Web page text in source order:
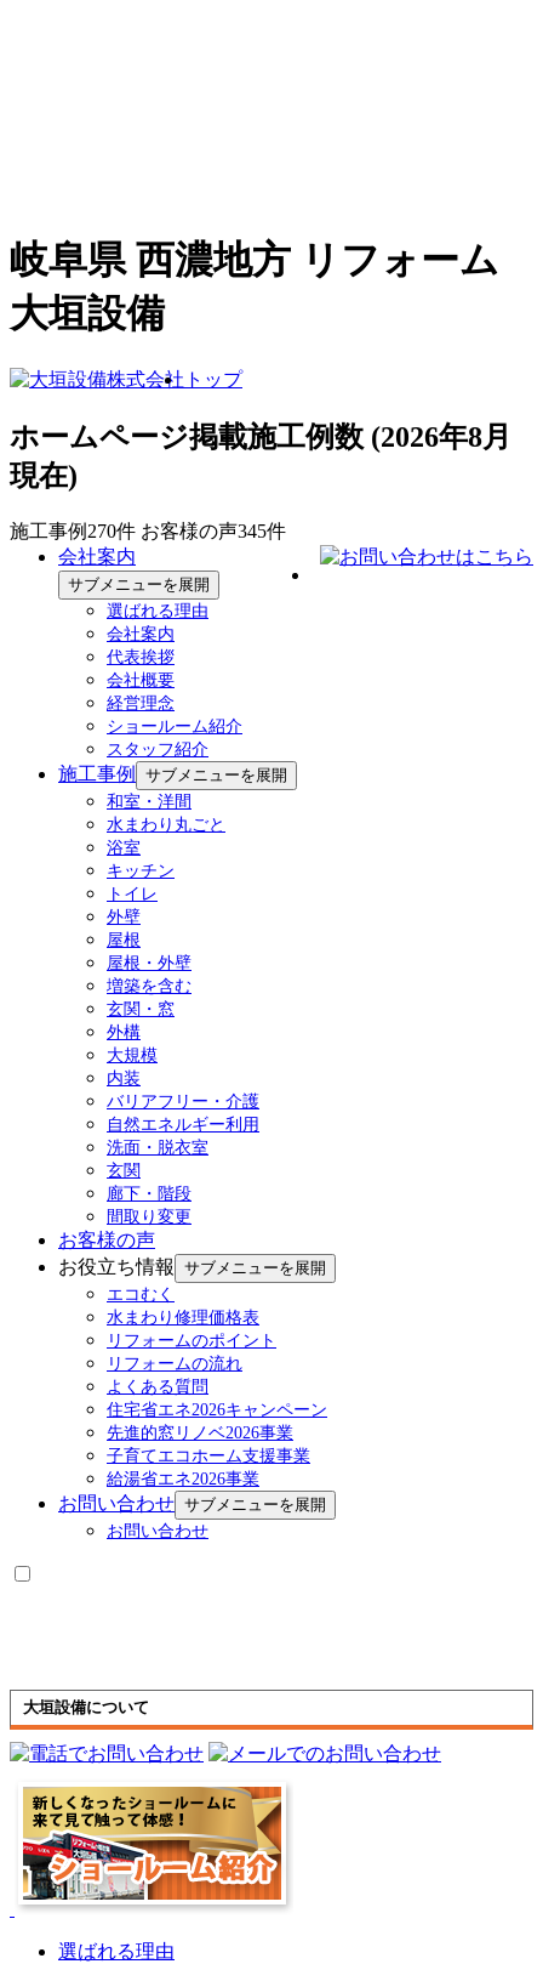
岐阜県 西濃地方 リフォーム
大垣設備
ホームページ掲載施工例数 (2026年8月
現在)
施工事例 270件 お客様の声345件
トップ
会社案内
サブメニューを展開
選ばれる理由
会社案内
代表挨拶
会社概要
経営理念
ショールーム紹介
スタッフ紹介
施工事例
サブメニューを展開
和室・洋間
水まわり丸ごと
浴室
キッチン
トイレ
外壁
屋根
屋根・外壁
増築を含む
玄関・窓
外構
大規模
内装
バリアフリー・介護
自然エネルギー利用
洗面・脱衣室
玄関
廊下・階段
間取り変更
お客様の声
お役立ち情報
サブメニューを展開
エコむく
水まわり修理価格表
リフォームのポイント
リフォームの流れ
よくある質問
住宅省エネ2026キャンペーン
先進的窓リノベ2026事業
子育てエコホーム支援事業
給湯省エネ2026事業
お問い合わせ サブメニューを展開
お問い合わせ
大垣設備について
選ばれる理由